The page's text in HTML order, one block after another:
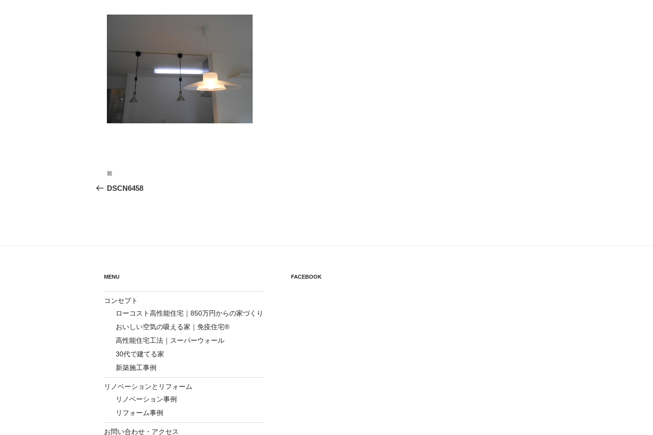
投
稿
シ
ョ
ン
前
の
前
DSCN6458
MENU
コンセプト
ローコスト高性能住宅｜850万円からの家づくり
おいしい空気の吸える家｜免疫住宅®
高性能住宅工法｜スーパーウォール
30代で建てる家
新築施工事例
リノベーションとリフォーム
リノベーション事例
リフォーム事例
お問い合わせ・アクセス
FACEBOOK